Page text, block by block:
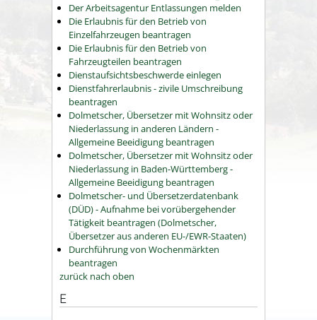
Der Arbeitsagentur Entlassungen melden
Die Erlaubnis für den Betrieb von
Einzelfahrzeugen beantragen
Die Erlaubnis für den Betrieb von
Fahrzeugteilen beantragen
Dienstaufsichtsbeschwerde einlegen
Dienstfahrerlaubnis - zivile Umschreibung
beantragen
Dolmetscher, Übersetzer mit Wohnsitz oder
Niederlassung in anderen Ländern -
Allgemeine Beeidigung beantragen
Dolmetscher, Übersetzer mit Wohnsitz oder
Niederlassung in Baden-Württemberg -
Allgemeine Beeidigung beantragen
Dolmetscher- und Übersetzerdatenbank
(DÜD) - Aufnahme bei vorübergehender
Tätigkeit beantragen (Dolmetscher,
Übersetzer aus anderen EU-/EWR-Staaten)
Durchführung von Wochenmärkten
beantragen
zurück nach oben
E